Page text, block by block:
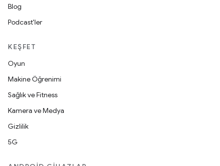
Blog
Podcast'ler
KEŞFET
Oyun
Makine Öğrenimi
Sağlık ve Fitness
Kamera ve Medya
Gizlilik
5G